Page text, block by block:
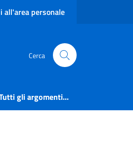
all'area personale
Cerca
gli argomenti...